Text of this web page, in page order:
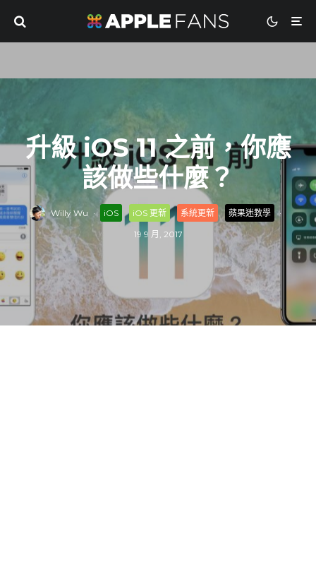
升級 iOS 11 之前，你應
該做些什麼？
Willy Wu · iOS iOS 更新 系統更新 蘋果迷教學
·
19 9 月, 2017